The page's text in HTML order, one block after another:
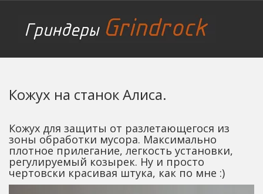
Кожух на станок Алиса.
Кожух для защиты от разлетающегося из
зоны обработки мусора. Максимально
плотное прилегание, легкость установки,
регулируемый козырек. Ну и просто
чертовски красивая штука, как по мне :)